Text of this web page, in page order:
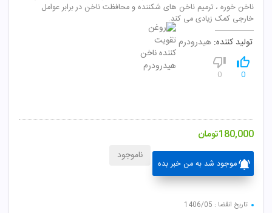
ناخن خوره ، ترمیم ناخن های شکننده و محافظت ناخن در برابر عوامل
خارجی کمک زیادی می کند.
تولید کننده: هیدرودرم
0
0
180,000تومان
موجود شد به من خبر بده
ناموجود
تاریخ انقضا : 1406/05